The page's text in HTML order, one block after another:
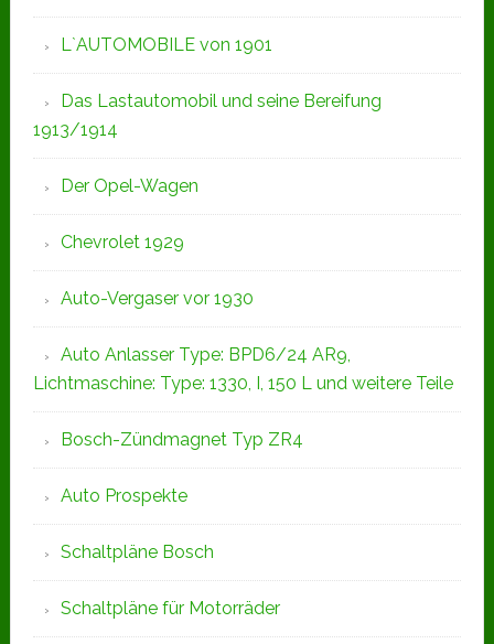
L`AUTOMOBILE von 1901
Das Lastautomobil und seine Bereifung
1913/1914
Der Opel-Wagen
Chevrolet 1929
Auto-Vergaser vor 1930
Auto Anlasser Type: BPD6/24 AR9,
Lichtmaschine: Type: 1330, I, 150 L und weitere Teile
Bosch-Zündmagnet Typ ZR4
Auto Prospekte
Schaltpläne Bosch
Schaltpläne für Motorräder